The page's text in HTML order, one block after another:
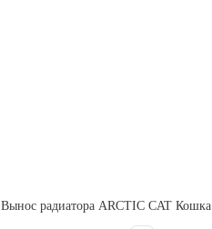
Вынос радиатора ARCTIC CAT Кошка